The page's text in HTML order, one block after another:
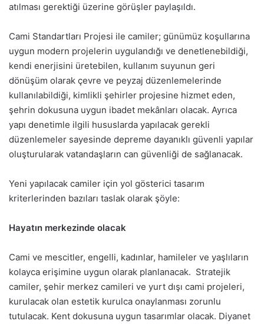
atılması gerektiği üzerine görüşler paylaşıldı.
Cami Standartları Projesi ile camiler; günümüz koşullarına
uygun modern projelerin uygulandığı ve denetlenebildiği,
kendi enerjisini üretebilen, kullanım suyunun geri
dönüşüm olarak çevre ve peyzaj düzenlemelerinde
kullanılabildiği, kimlikli şehirler projesine hizmet eden,
şehrin dokusuna uygun ibadet mekânları olacak. Ayrıca
yapı denetimle ilgili hususlarda yapılacak gerekli
düzenlemeler sayesinde depreme dayanıklı güvenli yapılar
oluşturularak vatandaşların can güvenliği de sağlanacak.
Yeni yapılacak camiler için yol gösterici tasarım
kriterlerinden bazıları taslak olarak şöyle:
Hayatın merkezinde olacak
Cami ve mescitler, engelli, kadınlar, hamileler ve yaşlıların
kolayca erişimine uygun olarak planlanacak. Stratejik
camiler, şehir merkez camileri ve yurt dışı cami projeleri,
kurulacak olan estetik kurulca onaylanması zorunlu
tutulacak. Kent dokusuna uygun tasarımlar olacak. Diyanet